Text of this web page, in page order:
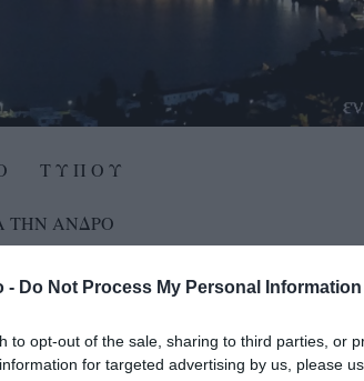
- Do Not Process My Personal Information
to opt-out of the sale, sharing to third parties, or
for targeted advertising by us, please
Ο Τ Υ Π Ο Υ
ΤΗΝ ΑΝΔΡΟ
αυτοδιοίκησης που τα αλλάζει όλα;
το νέο κώδικα τοπικής αυτοδιοίκησης.
την άποψη τους αλλά και να